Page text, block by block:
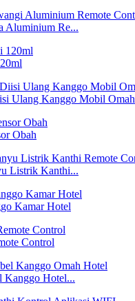
Aluminium Re...
Ulang Kanggo Mobil Omah
Obah
Listrik Kanthi...
Kamar Hotel
Control
Kanggo Hotel...